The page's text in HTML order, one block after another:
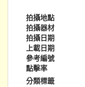
拍攝地點
拍攝器材
拍攝日期
上載日期
參考編號
點擊率
分類標籤